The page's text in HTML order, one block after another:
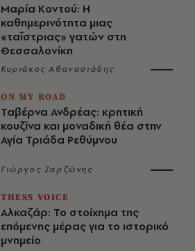
Μαρία Κοντού: Η
καθημερινότητα μιας
«ταΐστριας» γατών στη
Θεσσαλονίκη
Κυριάκος Αθανασιάδης
ON MY ROAD
Ταβέρνα Ανδρέας: κρητική
κουζίνα και μοναδική θέα στην
Αγία Τριάδα Ρεθύμνου
Γιώργος Ζαρζώνης
THESS VOICE
Αλκαζάρ: Το στοίχημα της
επόμενης μέρας για το ιστορικό
μνημείο